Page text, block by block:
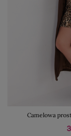
Camelowa